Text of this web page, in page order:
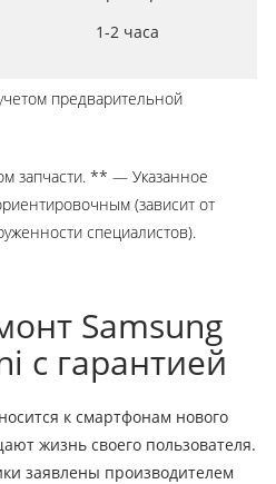
1-2 часа
предварительной
запчасти. ** — Указанное
(зависит от
специалистов).
Samsung
с гарантией
к смартфонам нового
жизнь своего пользователя.
заявлены производителем